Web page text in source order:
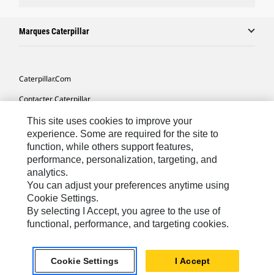
Marques Caterpillar
Caterpillar.com
Contacter Caterpillar
Mes Préférences Marketing
Plan Du Site
Cookie Settings
Légales
Confidentialité
Europe - Français© 2026 Caterpillar. Tous droits réservés.
This site uses cookies to improve your
experience. Some are required for the site to
function, while others support features,
performance, personalization, targeting, and
analytics.
You can adjust your preferences anytime using
Cookie Settings.
By selecting I Accept, you agree to the use of
functional, performance, and targeting cookies.
Cookie Settings I Accept